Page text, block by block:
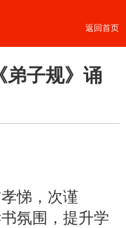
返回首页
弟子规》诵
悌，次谨
氛围，提升学